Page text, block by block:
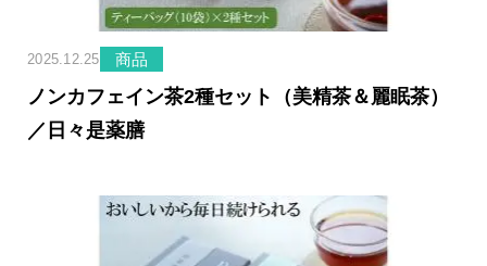
2025.12.25 商品
ノンカフェイン茶2種セット（美精茶＆麗眠茶）
／日々是薬膳